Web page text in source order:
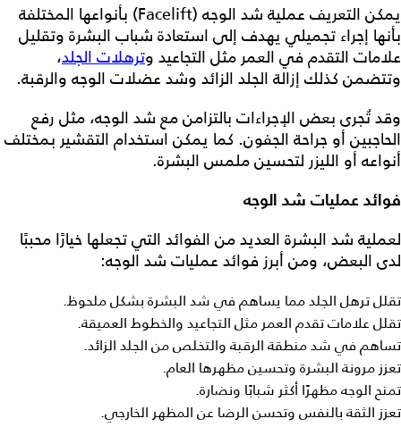
يمكن التعريف عملية شد الوجه
(Facelift) بأنواعها المختلفة
بأنها إجراء تجميلي يهدف إلى استعادة شباب البشرة وتقليل
علامات التقدم في العمر مثل التجاعيد وترهلات الجلد،
وتتضمن كذلك إزالة الجلد الزائد وشد عضلات الوجه والرقبة.
وقد تُجرى بعض الإجراءات بالتزامن مع شد الوجه، مثل رفع
الحاجبين أو جراحة الجفون. كما يمكن استخدام التقشير بمختلف
أنواعه أو الليزر لتحسين ملمس البشرة.
فوائد عمليات شد الوجه
لعملية شد البشرة العديد من الفوائد التي تجعلها خيارًا محببًا
لدى البعض، ومن أبرز فوائد عمليات شد الوجه:
تقلل ترهل الجلد مما يساهم في شد البشرة بشكل ملحوظ.
تقلل علامات تقدم العمر مثل التجاعيد والخطوط العميقة.
تساهم في شد منطقة الرقبة والتخلص من الجلد الزائد.
تعزز مرونة البشرة وتحسين مظهرها العام.
تمنح الوجه مظهرًا أكثر شبابًا ونضارة.
تعزز الثقة بالنفس وتحسن الرضا عن المظهر الخارجي.